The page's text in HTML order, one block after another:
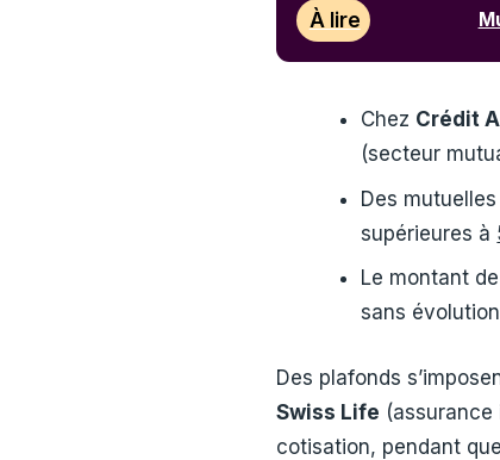
À lire
Chez Crédit
(secteur
Des
supérieures à
Le montant
sans
Des plafonds
Swiss Life
cotisation, pendant que